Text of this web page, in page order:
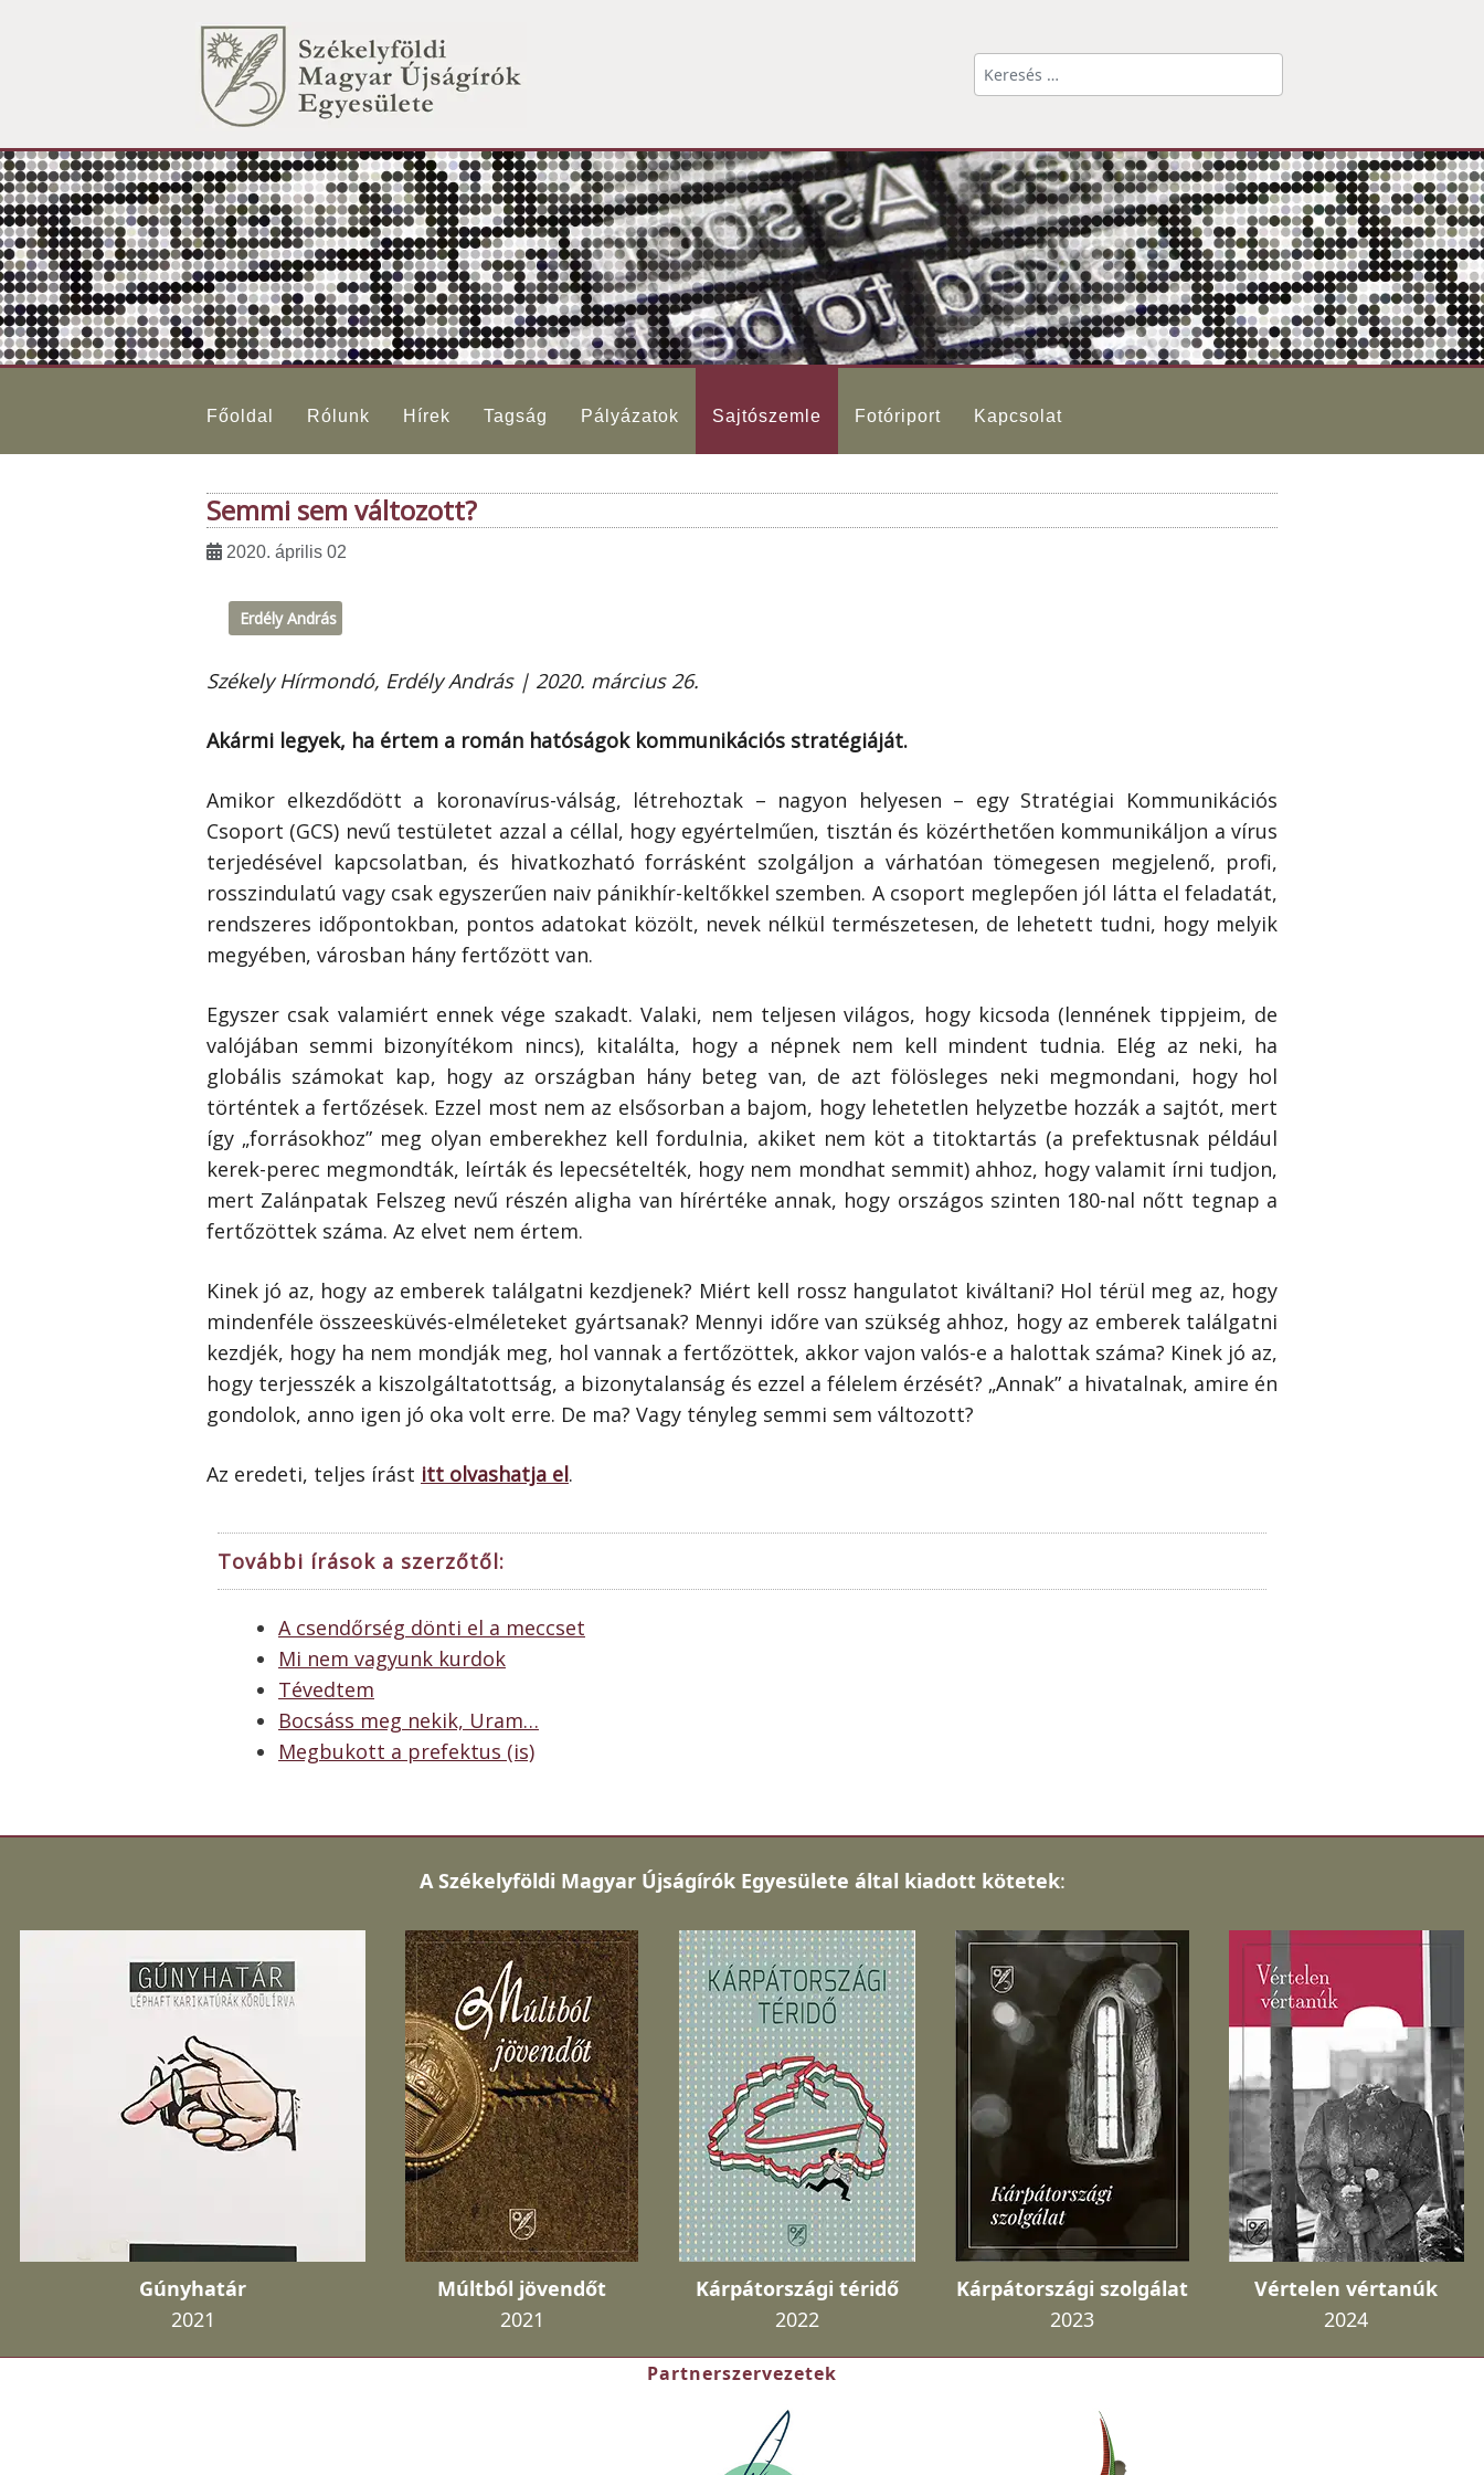
Főoldal Rólunk Hírek Tagság Pályázatok Sajtószemle Fotóriport Kapcsolat
Semmi sem változott?
2020. április 02
Erdély András
Székely Hírmondó, Erdély András | 2020. március 26.
Akármi legyek, ha értem a román hatóságok kommunikációs stratégiáját.
Amikor elkezdődött a koronavírus-válság, létrehoztak – nagyon helyesen – egy Stratégiai Kommunikációs
Csoport (GCS) nevű testületet azzal a céllal, hogy egyértelműen, tisztán és közérthetően kommunikáljon a vírus
terjedésével kapcsolatban, és hivatkozható forrásként szolgáljon a várhatóan tömegesen megjelenő, profi,
rosszindulatú vagy csak egyszerűen naiv pánikhír-keltőkkel szemben. A csoport meglepően jól látta el feladatát,
rendszeres időpontokban, pontos adatokat közölt, nevek nélkül természetesen, de lehetett tudni, hogy melyik
megyében, városban hány fertőzött van.
Egyszer csak valamiért ennek vége szakadt. Valaki, nem teljesen világos, hogy kicsoda (lennének tippjeim, de
valójában semmi bizonyítékom nincs), kitalálta, hogy a népnek nem kell mindent tudnia. Elég az neki, ha
globális számokat kap, hogy az országban hány beteg van, de azt fölösleges neki megmondani, hogy hol
történtek a fertőzések. Ezzel most nem az elsősorban a bajom, hogy lehetetlen helyzetbe hozzák a sajtót, mert
így „forrásokhoz” meg olyan emberekhez kell fordulnia, akiket nem köt a titoktartás (a prefektusnak például
kerek-perec megmondták, leírták és lepecsételték, hogy nem mondhat semmit) ahhoz, hogy valamit írni tudjon,
mert Zalánpatak Felszeg nevű részén aligha van hírértéke annak, hogy országos szinten 180-nal nőtt tegnap a
fertőzöttek száma. Az elvet nem értem.
Kinek jó az, hogy az emberek találgatni kezdjenek? Miért kell rossz hangulatot kiváltani? Hol térül meg az, hogy
mindenféle összeesküvés-elméleteket gyártsanak? Mennyi időre van szükség ahhoz, hogy az emberek találgatni
kezdjék, hogy ha nem mondják meg, hol vannak a fertőzöttek, akkor vajon valós-e a halottak száma? Kinek jó az,
hogy terjesszék a kiszolgáltatottság, a bizonytalanság és ezzel a félelem érzését? „Annak” a hivatalnak, amire én
gondolok, anno igen jó oka volt erre. De ma? Vagy tényleg semmi sem változott?
Az eredeti, teljes írást itt olvashatja el.
További írások a szerzőtől:
A csendőrség dönti el a meccset
Mi nem vagyunk kurdok
Tévedtem
Bocsáss meg nekik, Uram…
Megbukott a prefektus (is)
A Székelyföldi Magyar Újságírók Egyesülete által kiadott kötetek:
Gúnyhatár
2021
Múltból jövendőt
2021
Kárpátországi téridő
2022
Kárpátországi szolgálat
2023
Vértelen vértanúk
2024
Partnerszervezetek